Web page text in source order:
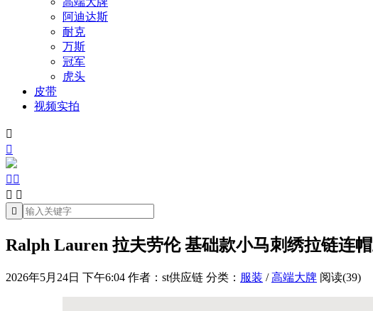
阿迪达斯
耐克
万斯
冠军
虎头
皮带
视频实拍


 
 

Ralph Lauren 拉夫劳伦 基础款小马刺绣拉链连
2026年5月24日 下午6:04 作者：st供应链 分类： 服装 /高端大牌 阅读(39)